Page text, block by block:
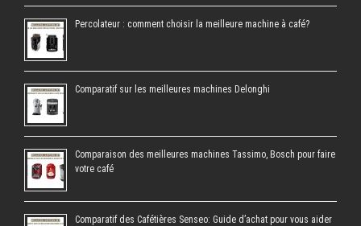
Percolateur : comment choisir la meilleure machine à café?
Comparatif sur les meilleures machines Delonghi
Comparaison des meilleures machines Tassimo, Bosch pour faire
votre café
Comparatif des Cafétières Senseo: Guide d’achat pour vous aider